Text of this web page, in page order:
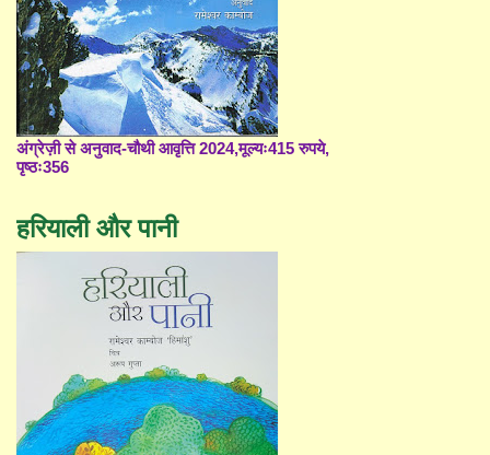
अंग्रेज़ी से अनुवाद-चौथी आवृत्ति 2024,मूल्यः415 रुपये,
पृष्ठः356
हरियाली और पानी